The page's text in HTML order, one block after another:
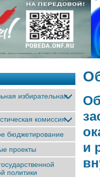
избирательная
комиссия
бюджетирование
проекты
политики
и